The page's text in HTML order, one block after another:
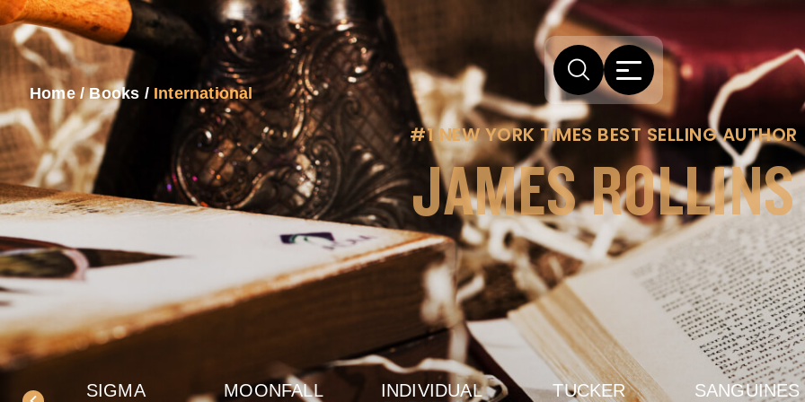
Home/Books / International
#1 NEW YORK TIMES BEST SELLING AUTHOR
JAMES ROLLINS
SIGMA MOONFALL
INDIVIDUAL
TUCKER
SANGUINES